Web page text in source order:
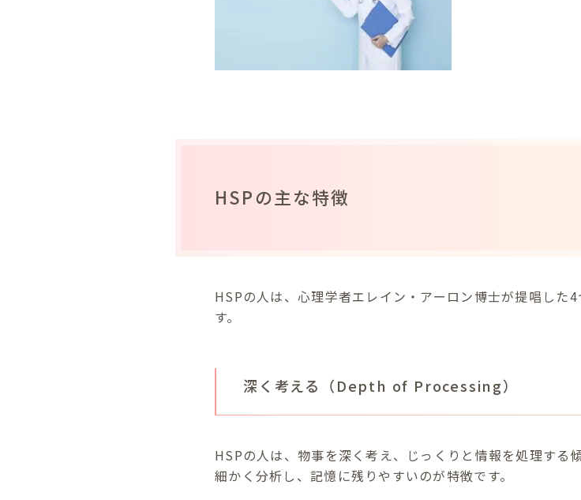
HSPの主な特徴
HSPの人は、心理学者エレイン・アーロン博士が提唱した
す。
深く考える（Depth of Processing）
HSPの人は、物事を深く考え、じっくりと情報を処理する
細かく分析し、記憶に残りやすいのが特徴です。